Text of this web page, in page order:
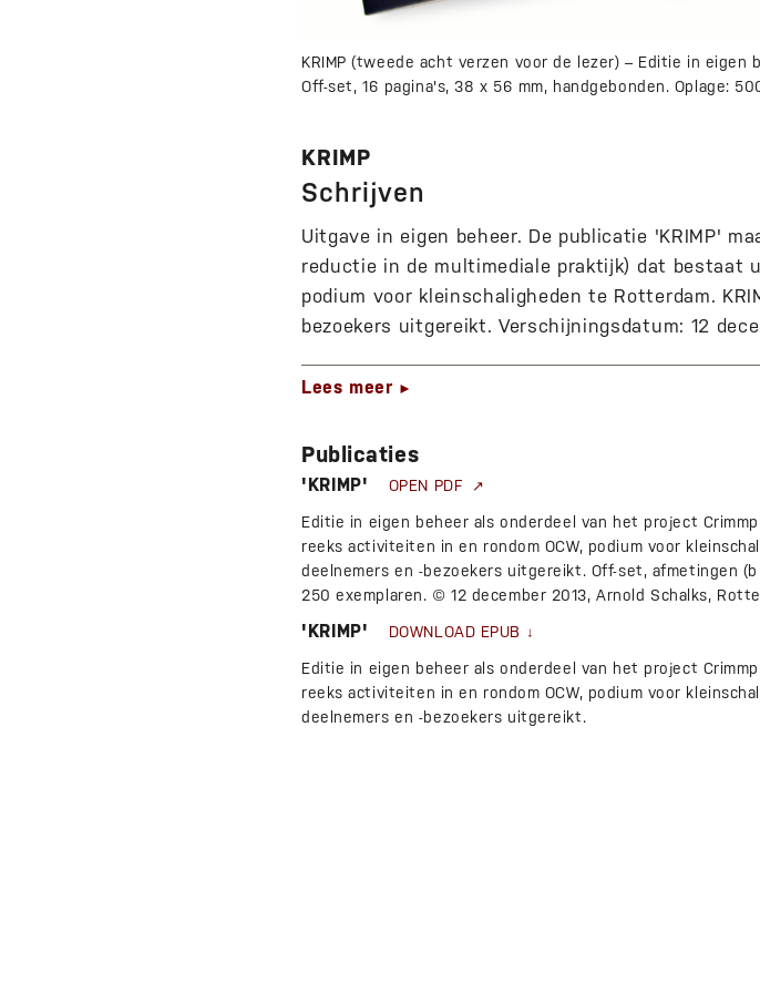
KRIMP (tweede acht verzen voor de lezer) – Editie in eigen
Off-set, 16 pagina's, 38 x 56 mm, handgebonden. Oplage:
KRIMP
Schrijven
Uitgave in eigen beheer. De publicatie 'KRIMP'
reductie in de multimediale praktijk) dat bestaat
podium voor kleinschaligheden te Rotterdam.
bezoekers uitgereikt. Verschijningsdatum: 12
Lees meer ►
Publicaties
'KRIMP' OPEN PDF
Editie in eigen beheer als onderdeel van het project
reeks activiteiten in en rondom OCW, podium voor
deelnemers en -bezoekers uitgereikt. Off-set, afmetingen
250 exemplaren. © 12 december 2013, Arnold Schalks,
'KRIMP' DOWNLOAD EPUB
Editie in eigen beheer als onderdeel van het project
reeks activiteiten in en rondom OCW, podium voor
deelnemers en -bezoekers uitgereikt.